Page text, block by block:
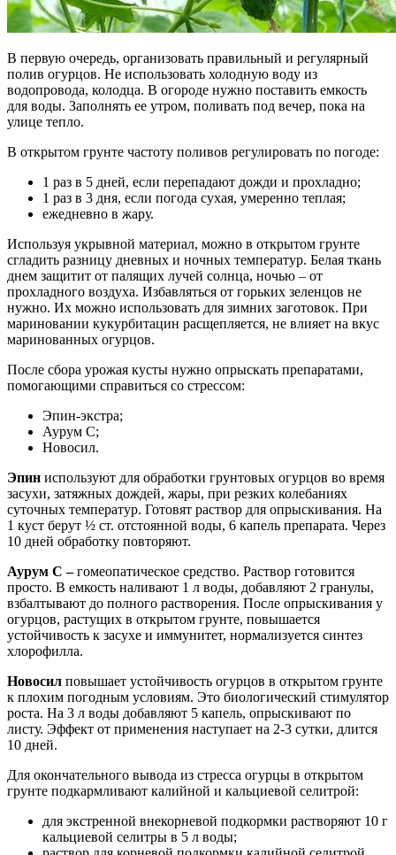
В первую очередь, организовать правильный и регулярный
полив огурцов. Не использовать холодную воду из
водопровода, колодца. В огороде нужно поставить емкость
для воды. Заполнять ее утром, поливать под вечер, пока на
улице тепло.
В открытом грунте частоту поливов регулировать по погоде:
1 раз в 5 дней, если перепадают дожди и прохладно;
1 раз в 3 дня, если погода сухая, умеренно теплая;
ежедневно в жару.
Используя укрывной материал, можно в открытом грунте
сгладить разницу дневных и ночных температур. Белая ткань
днем защитит от палящих лучей солнца, ночью – от
прохладного воздуха. Избавляться от горьких зеленцов не
нужно. Их можно использовать для зимних заготовок. При
мариновании кукурбитацин расщепляется, не влияет на вкус
маринованных огурцов.
После сбора урожая кусты нужно опрыскать препаратами,
помогающими справиться со стрессом:
Эпин-экстра;
Аурум С;
Новосил.
Эпин используют для обработки грунтовых огурцов во время
засухи, затяжных дождей, жары, при резких колебаниях
суточных температур. Готовят раствор для опрыскивания. На
1 куст берут ½ ст. отстоянной воды, 6 капель препарата. Через
10 дней обработку повторяют.
Аурум С –гомеопатическое средство. Раствор готовится
просто. В емкость наливают 1 л воды, добавляют 2 гранулы,
взбалтывают до полного растворения. После опрыскивания у
огурцов, растущих в открытом грунте, повышается
устойчивость к засухе и иммунитет, нормализуется синтез
хлорофилла.
Новосил повышает устойчивость огурцов в открытом грунте
к плохим погодным условиям. Это биологический стимулятор
роста. На 3 л воды добавляют 5 капель, опрыскивают по
листу. Эффект от применения наступает на 2-3 сутки, длится
10 дней.
Для окончательного вывода из стресса огурцы в открытом
грунте подкармливают калийной и кальциевой селитрой:
для экстренной внекорневой подкормки растворяют 10 г
кальциевой селитры в 5 л воды;